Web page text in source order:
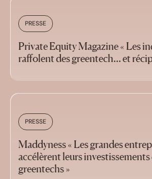
PRESSE
Private Equity Magazine « Les
raffolent des greentech... et
PRESSE
Maddyness « Les grandes
accélèrent leurs investissements
greentechs »